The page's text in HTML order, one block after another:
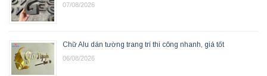
07/08/2026
Chữ Alu dán tường trang trí thi công nhanh, giá tốt
06/08/2026